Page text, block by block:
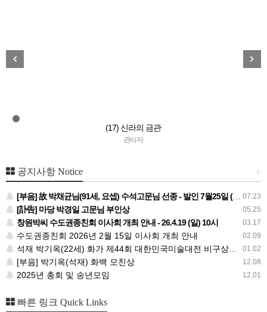
(17) 신라의 금관
관리자
+
공지사항 Notice
07.23
[부음] 故 박채균님(91세, 요셉) 수석고문님 선종 - 발인 7월25일 (토) 05시
05.25
[訃告] 마당 박경일 고문님 부인상
03.17
창원박씨 수도권종친회 이사회 개최 안내 - 26.4.19 (일) 10시
02.09
수도권종친회 2026년 2월 15일 이사회 개최 안내
01.02
석재 박기옥(22세) 화가 제44회 대한민국미술대전 비구상부문 우수상
12.08
[부음] 박기옥(석재) 화백 모친상
12.01
2025년 총회 및 송년모임
빠른 링크 Quick Links